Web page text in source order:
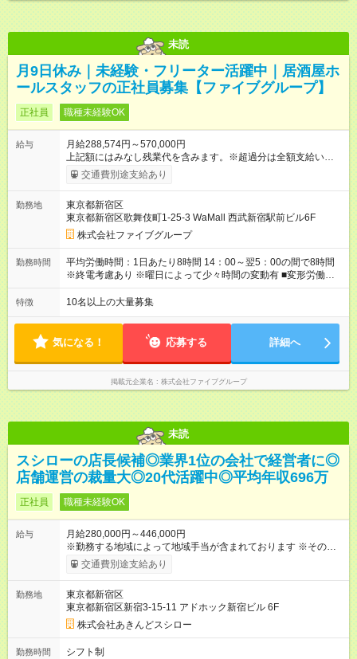
未読
月9日休み｜未経験・フリーター活躍中｜居酒屋ホ
ールスタッフの正社員募集【ファイブグループ】
正社員 職種未経験OK
給与
月給288,574円～570,000円
上記額にはみなし残業代を含みます。※超過分は全額支給いたし
ます。 みなし残業代 55,495円／月 みなし残業時間 36時間／月
■昇給あり 年2回の給与査定による ■賞与あり ■前払い賞与あり
■残業手当あり ■交通費支給（上限3万円/月） ■引越し手当 敷
金・礼金・保証金・保険料の初期費用+荷物運搬費を支給 ※規定
あり ■積立金制度 給与ならびに賞与から積立を行える(年利2%)
シフトは22:00～翌5:00の深夜帯に入ってもらうこともありま
す。 一般的な飲食業では、この深夜帯のお給料は「みなし」と
して基本給に含まれることがしばしば・・・ でもファイブでは
ら楽しい接客は出来ません。 頑張りに対しては誠実に向き合っ
てしっかり還元することを大事にしています！ 【試用期間】試
用期間あり 試用期間の長さ：3ヶ月 雇用形態、給与は本採用時
と同じです。
交通費別途支給あり
勤務地
東京都新宿区
東京都新宿区歌舞伎町1-25-3 WaMall 西武新宿駅前ビル6F
株式会社ファイブグループ
勤務時間
平均労働時間：1日あたり8時間 14：00～翌5：00の間で8時間
※終電考慮あり ※曜日によって少々時間の変動有 ■変形労働時間
制 ■実労働時間：8時間程度 ■休憩時間：1時間程度～2時間 休憩
時間は勤務時間による ■月平均所定労働時間：173時間 平均労働
慮あり ※曜日によって少々時間の変動有 ■変形労働時間制 ■実労
働時間：8時間程度 ■休憩時間：1時間程度～2時間 休憩時間は勤
務時間による ■月平均所定労働時間：173時間
特徴 10名以上の大量募集
気になる！ 応募する 詳細へ
掲載元企業名 株式会社ファイブグループ
未読
スシローの店長候補◎業界1位の会社で経営者に◎
店舗運営の裁量大◎20代活躍中◎平均年収696万
正社員 職種未経験OK
給与
月給280,000円～446,000円
※勤務する地域によって地域手当が含まれております ※その他ブ
ロック外勤務手当を支給。1分単位での残業代（100％支給）や
年3回の賞与、諸手当も別途支給します。 ＜月給例＞ 【例1】転
合：月給28万円＋残業代・諸手当 ※地域手当2万円が含まれま
す。 【例2】転居可能の「ブロック限定勤務制度」の場合 ブロ
ック外東京23区内勤務の場合：月給29万5000円＋残業代・諸手
当 ※地域手当2万円やブロック外勤務手当1万5000円が含まれま
す。 ＜水準以上の収入を得られる環境！＞ 全社員の平均年収は
交通費別途支給あり
勤務地
東京都新宿区
東京都新宿区新宿3-15-11 アドホック新宿ビル 6F
株式会社あきんどスシロー
勤務時間 シフト制